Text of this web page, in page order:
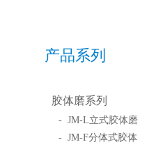
产品系列
胶体磨系列
- JM-L立式胶体磨
- JM-F分体式胶体